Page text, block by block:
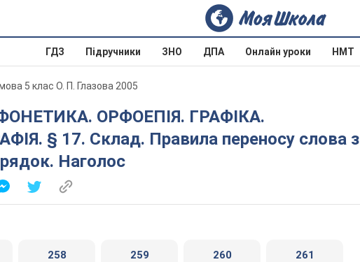
ГДЗ Підручники ЗНО ДПА Онлайн уроки НМТ
5 клас О. П. Глазова 2005
§ 17. Склад. Правила переносу слова з
Наголос
258 259 260 261